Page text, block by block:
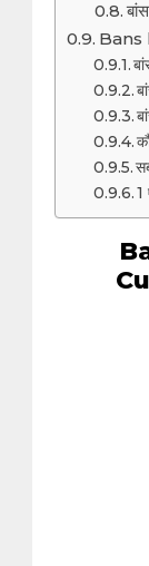
Bans
1